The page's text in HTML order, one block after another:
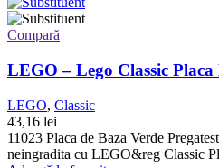
Compară
LEGO – Lego Classic Placa
LEGO, Classic
43,16 lei
11023 Placa de Baza Verde
neingradita cu LEGO&reg Classic